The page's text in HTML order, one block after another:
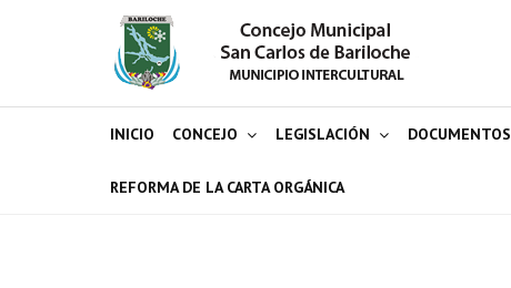
INICIO CONCEJO LEGISLACIÓN DOCUMENTOS
REFORMA DE LA CARTA ORGÁNICA